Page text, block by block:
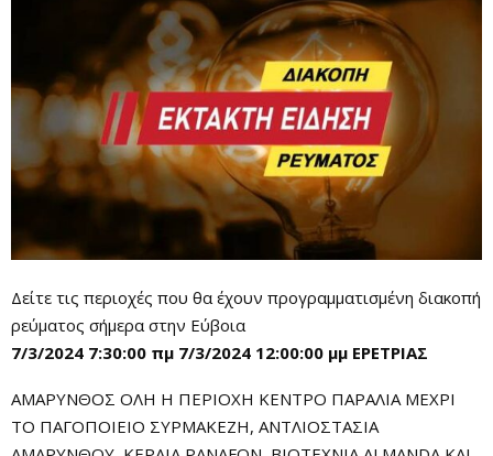
Δείτε τις περιοχές που θα έχουν προγραμματισμένη διακοπή
ρεύματος σήμερα στην Εύβοια
7/3/2024 7:30:00 πμ 7/3/2024 12:00:00 μμ ΕΡΕΤΡΙΑΣ
ΑΜΑΡΥΝΘΟΣ ΟΛΗ Η ΠΕΡΙΟΧΗ ΚΕΝΤΡΟ ΠΑΡΑΛΙΑ ΜΕΧΡΙ
ΤΟ ΠΑΓΟΠΟΙΕΙΟ ΣΥΡΜΑΚΕΖΗ, ANTΛΙΟΣΤΑΣΙΑ